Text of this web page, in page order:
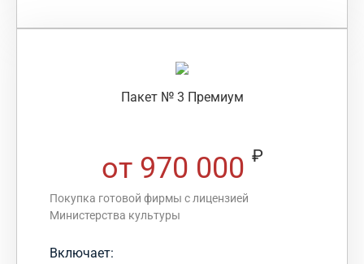
Пакет № 3 Премиум
от 970 000 ₽
Покупка готовой фирмы с лицензией
Министерства культуры
Включает: